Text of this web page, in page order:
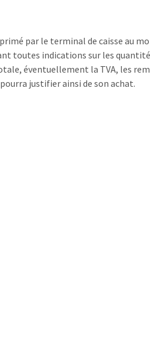
par le terminal de caisse au
toutes indications sur les
éventuellement la TVA, les
justifier ainsi de son achat.